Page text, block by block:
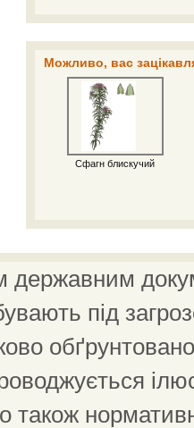
Можливо, вас
Сфагн блискучий
державним
під
також